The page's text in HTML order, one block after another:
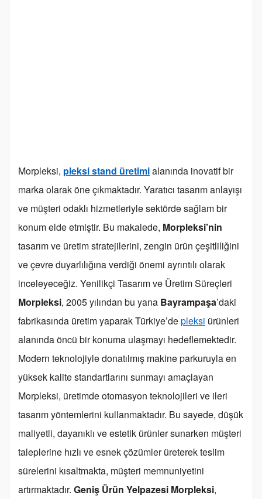
Morpleksi, pleksi stand üretimialanında inovatif bir
marka olarak öne çıkmaktadır. Yaratıcı tasarım anlayışı
ve müşteri odaklı hizmetleriyle sektörde sağlam bir
konum elde etmiştir. Bu makalede, Morpleksi’nin
tasarım ve üretim stratejilerini, zengin ürün çeşitliliğini
ve çevre duyarlılığına verdiği önemi ayrıntılı olarak
inceleyeceğiz. Yenilikçi Tasarım ve Üretim Süreçleri
Morpleksi, 2005 yılından bu yana Bayrampaşa’daki
fabrikasında üretim yaparak Türkiye’depleksi ürünleri
alanında öncü bir konuma ulaşmayı hedeflemektedir.
Modern teknolojiyle donatılmış makine parkuruyla en
yüksek kalite standartlarını sunmayı amaçlayan
Morpleksi, üretimde otomasyon teknolojileri ve ileri
tasarım yöntemlerini kullanmaktadır. Bu sayede, düşük
maliyetli, dayanıklı ve estetik ürünler sunarken müşteri
taleplerine hızlı ve esnek çözümler üreterek teslim
sürelerini kısaltmakta, müşteri memnuniyetini
artırmaktadır. Geniş Ürün Yelpazesi Morpleksi,